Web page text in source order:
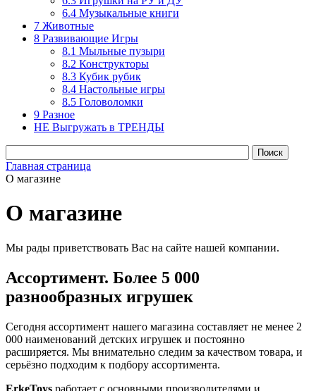
6.4 Музыкальные книги
7 Животные
8 Развивающие Игры
8.1 Мыльные пузыри
8.2 Конструкторы
8.3 Кубик рубик
8.4 Настольные игры
8.5 Головоломки
9 Разное
НЕ Выгружать в ТРЕНДЫ
Главная страница
О магазине
О магазине
Мы рады приветствовать Вас на сайте нашей компании.
Ассортимент. Более 5 000
разнообразных игрушек
Сегодня ассортимент нашего магазина составляет не менее 2
000 наименований детских игрушек и постоянно
расширяется. Мы внимательно следим за качеством товара, и
серьёзно подходим к подбору ассортимента.
ErkeToys работает с основными производителями и